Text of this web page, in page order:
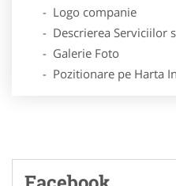
- Logo companie
- Descrierea Serviciilor
- Galerie Foto
- Pozitionare pe Harta